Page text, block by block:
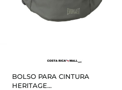
BOLSO PARA CINTURA
HERITAGE...